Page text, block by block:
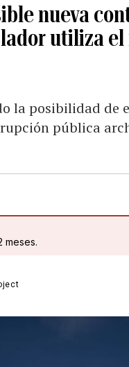
nueva
utiliza
la posibilidad
pública
meses.